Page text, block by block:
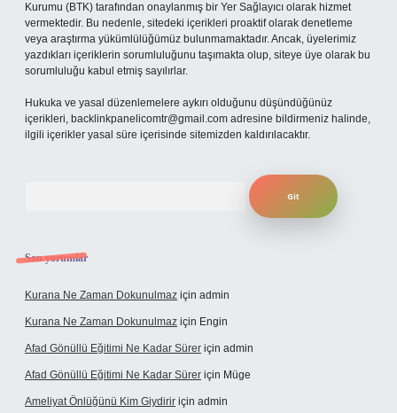
Kurumu (BTK) tarafından onaylanmış bir Yer Sağlayıcı olarak hizmet
vermektedir. Bu nedenle, sitedeki içerikleri proaktif olarak denetleme
veya araştırma yükümlülüğümüz bulunmamaktadır. Ancak, üyelerimiz
yazdıkları içeriklerin sorumluluğunu taşımakta olup, siteye üye olarak bu
sorumluluğu kabul etmiş sayılırlar.
Hukuka ve yasal düzenlemelere aykırı olduğunu düşündüğünüz
içerikleri, backlinkpanelicomtr@gmail.com adresine bildirmeniz halinde,
ilgili içerikler yasal süre içerisinde sitemizden kaldırılacaktır.
Son yorumlar
Kurana Ne Zaman Dokunulmaz için admin
Kurana Ne Zaman Dokunulmaz için Engin
Afad Gönüllü Eğitimi Ne Kadar Sürer için admin
Afad Gönüllü Eğitimi Ne Kadar Sürer için Müge
Ameliyat Önlüğünü Kim Giydirir için admin